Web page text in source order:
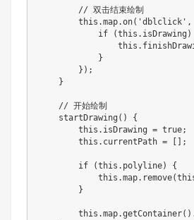
// 双击结束绘制
this .map.on( 'dblclick' ,
if
(this . isDrawing )
this .
}
} ) ;
}
// 开始绘制
startDrawing ( )
{
this . isDrawing = true;
this . currentPath = ;
if (this . polyline)
{
this .map. remove(
}
this .map.getContainer( )